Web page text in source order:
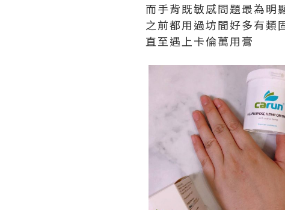
而手背既敏感問題最為明
之前都用過坊間好多有類
直至遇上卡倫萬用膏